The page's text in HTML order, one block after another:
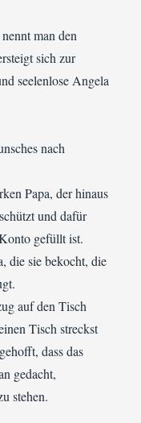
man den
sich zur
seelenlose Angela
nach
Papa, der hinaus
und dafür
gefüllt ist.
die sie bekocht, die
auf den Tisch
Tisch streckst
dass das
gedacht,
stehen.